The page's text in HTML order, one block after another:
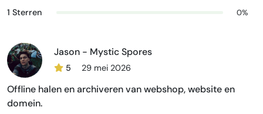
1 Sterren 0%
Jason - Mystic Spores
5 29 mei 2026
Offline halen en archiveren van webshop, website en
domein.